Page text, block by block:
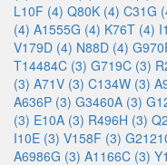
L10F (4) Q80K (4) C31G
(4) A1555G (4) K76T (4)
V179D (4) N88D (4)
T14484C (3) G719C (3)
(3) A71V (3) C134W (3)
A636P (3) G3460A (3)
(3) E10A (3) R496H (3)
I10E (3) V158F (3)
A6986G (3) A1166C (3)